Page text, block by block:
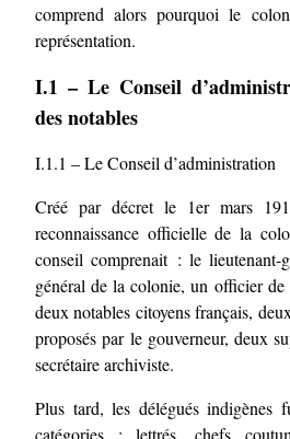
comprend alors pourquoi le
représentation.
I.1 – Le Conseil
des notables
I.1.1 – Le Conseil d’administration
Créé par décret le 1er mars
reconnaissance officielle de la
conseil comprenait : le lieutenant-
général de la colonie, un officier de
deux notables citoyens français,
proposés par le gouverneur, deux
secrétaire archiviste.
Plus tard, les délégués indigènes
catégories : lettrés, chefs